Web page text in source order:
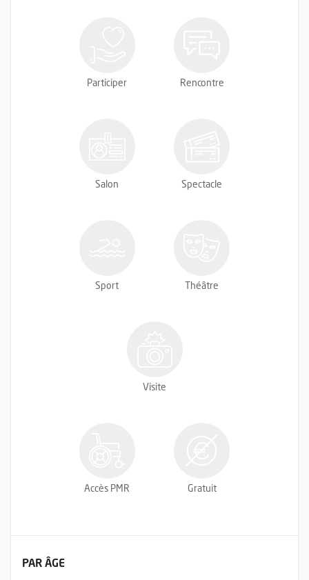
Participer Rencontre
Salon Spectacle
Sport Théâtre
Visite
Accès PMR Gratuit
FILTRER LES ÉVÉNEMENTS
PAR ÂGE